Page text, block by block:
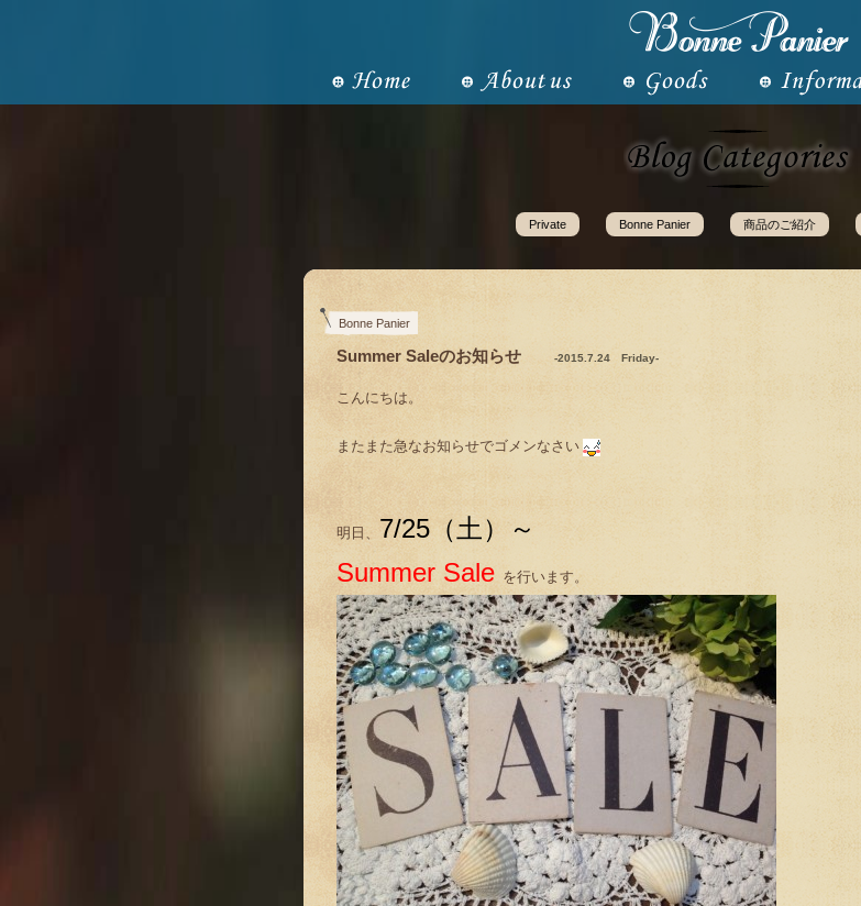
Private Bonne Panier 商品のご紹介
Bonne Panier
Summer Saleのお知らせ -2015.7.24 Friday-
こんにちは。
またまた急なお知らせでゴメンなさい
明日、 7/25（土）～
Summer Sale を行います。